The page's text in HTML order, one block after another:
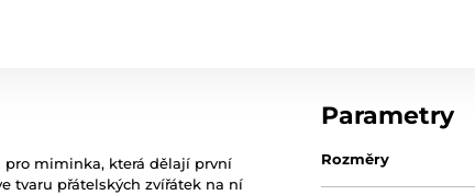
pro miminka, která dělají první
tvaru přátelských zvířátek na ní
Parametry
Rozměry